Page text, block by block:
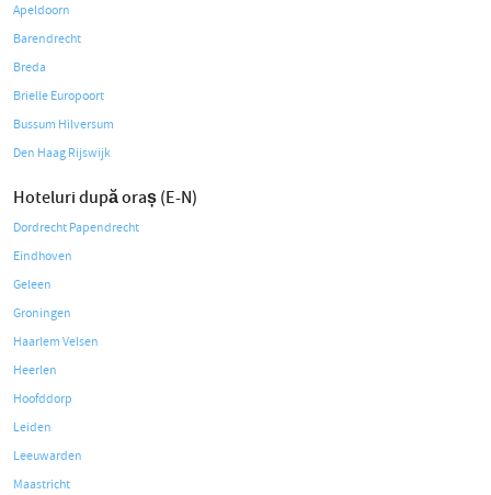
Apeldoorn
Barendrecht
Breda
Brielle Europoort
Bussum Hilversum
Den Haag Rijswijk
Hoteluri după oraș (E-N)
Dordrecht Papendrecht
Eindhoven
Geleen
Groningen
Haarlem Velsen
Heerlen
Hoofddorp
Leiden
Leeuwarden
Maastricht